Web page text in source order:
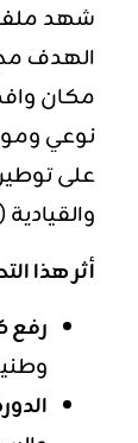
شهد ملف
الهدف
مكان
نوعي
على
والقيادية (Senior Levels).
أثر هذا
رفع